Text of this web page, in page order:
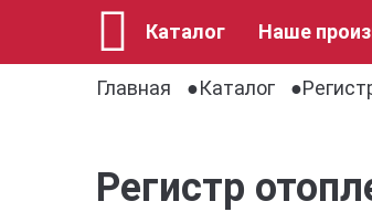
Каталог Наше
Главная
Каталог
Регистр